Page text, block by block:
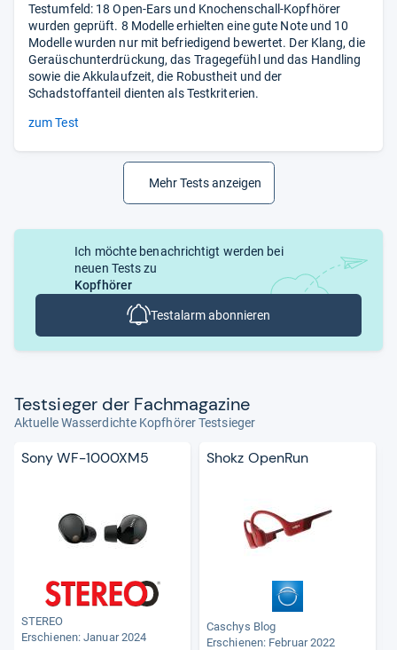
Testumfeld: 18 Open-Ears und Knochenschall-Kopfhörer
wurden geprüft. 8 Modelle erhielten eine gute Note und 10
Modelle wurden nur mit befriedigend bewertet. Der Klang, die
Geraüschunterdrückung, das Tragegefühl und das Handling
sowie die Akkulaufzeit, die Robustheit und der
Schadstoffanteil dienten als Testkriterien.
zum Test
Mehr Tests anzeigen
Ich möchte benachrichtigt werden bei
neuen Tests zu
Kopfhörer
Testalarm abonnieren
Test­sie­ger der Fach­ma­ga­zine
Aktuelle Wasserdichte Kopfhörer Testsieger
Sony WF-1000XM5
STEREO
Erschienen: Januar 2024
Shokz OpenRun
Caschys Blog
Erschienen: Februar 2022